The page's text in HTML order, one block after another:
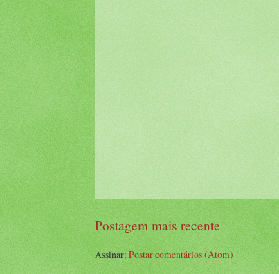
Postagem mais recente
Assinar:Postar comentários (Atom)